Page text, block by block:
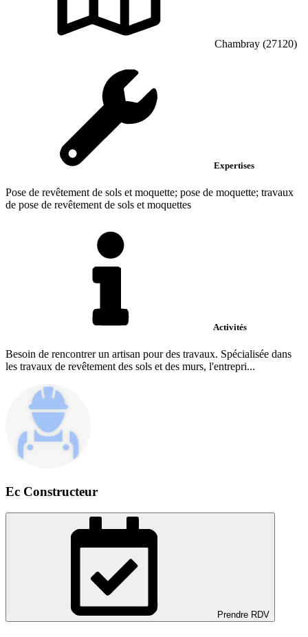
Chambray (27120)
Expertises
Pose de revêtement de sols et moquette; pose de moquette; travaux
de pose de revêtement de sols et moquettes
Activités
Besoin de rencontrer un artisan pour des travaux. Spécialisée dans
les travaux de revêtement des sols et des murs, l'entrepri...
Ec Constructeur
Prendre RDV